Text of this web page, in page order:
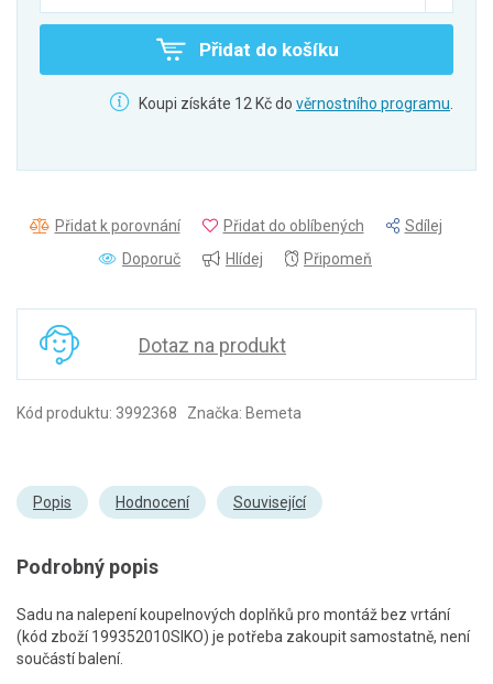
Přidat do košíku
Koupi získáte 12 Kč do věrnostního programu
Přidat k porovnání Přidat do oblíbených
Sdílej
Doporuč
Hlídej Připomeň
Dotaz na produkt
Kód produktu: 3992368 Značka: Bemeta
Popis Hodnocení Související
Podrobný popis
Sadu na nalepení koupelnových doplňků pro montáž bez vrtání
(kód zboží 199352010SIKO) je potřeba zakoupit samostatně, není
součástí balení.